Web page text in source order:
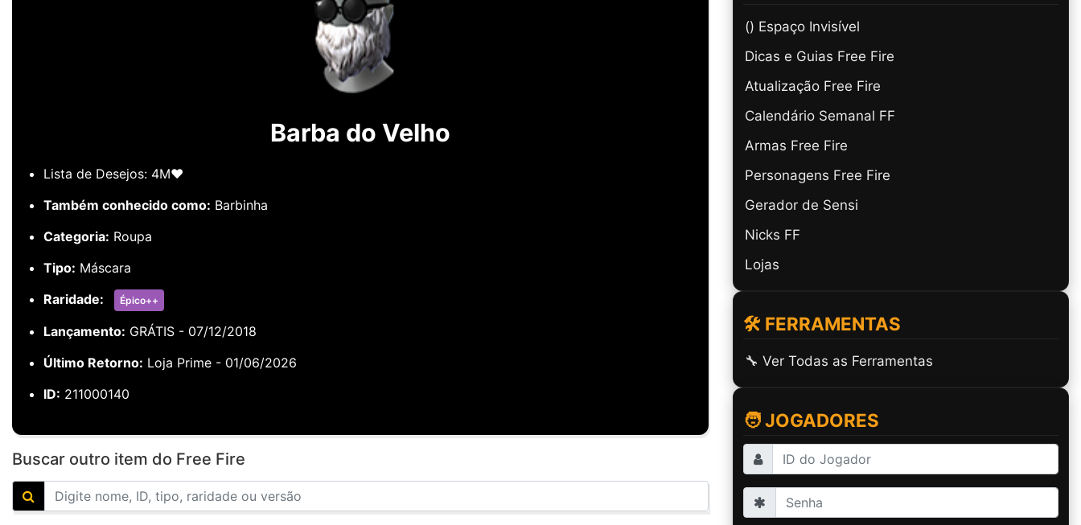
Barba do Velho
Lista de Desejos: 4M❤️
Também conhecido como: Barbinha
Categoria: Roupa
Tipo: Máscara
Raridade:
Épico++
Lançamento: GRÁTIS - 07/12/2018
Último Retorno: Loja Prime - 01/06/2026
ID: 211000140
Buscar outro item do Free Fire
(ㅤ) Espaço Invisível
Dicas e Guias Free Fire
Atualização Free Fire
Calendário Semanal FF
Armas Free Fire
Personagens Free Fire
Gerador de Sensi
Nicks FF
Lojas
🛠️ FERRAMENTAS
🔧 Ver Todas as Ferramentas
🧑 JOGADORES